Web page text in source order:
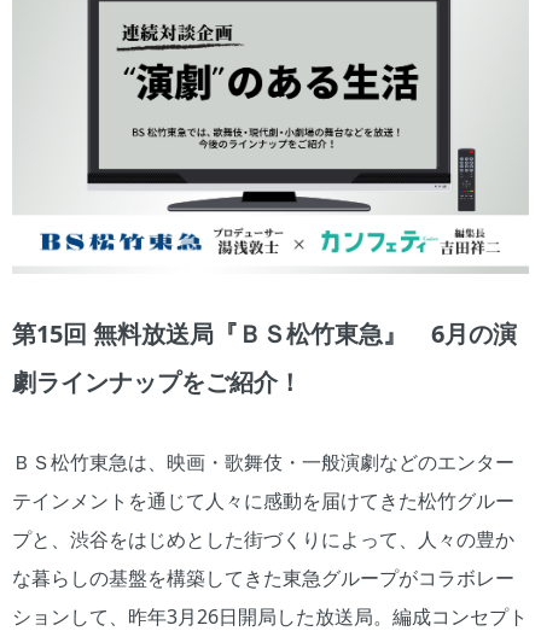
第15回 無料放送局『ＢＳ松竹東急』 6月の演
劇ラインナップをご紹介！
ＢＳ松竹東急は、映画・歌舞伎・一般演劇などのエンター
テインメントを通じて人々に感動を届けてきた松竹グルー
プと、渋谷をはじめとした街づくりによって、人々の豊か
な暮らしの基盤を構築してきた東急グループがコラボレー
ションして、昨年3月26日開局した放送局。編成コンセプト